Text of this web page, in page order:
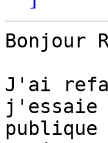
Bonjour
J'ai